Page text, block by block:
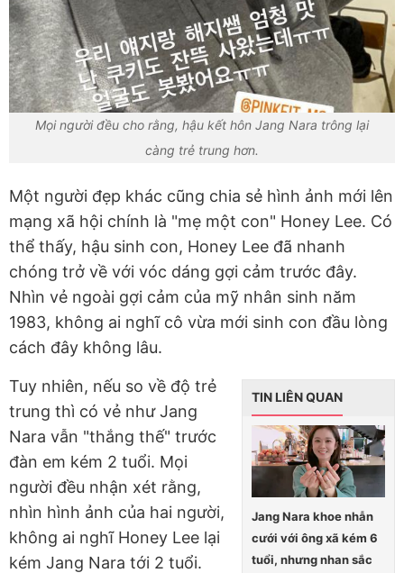
Mọi người đều cho rằng, hậu kết hôn Jang Nara trông lại
càng trẻ trung hơn.
Một người đẹp khác cũng chia sẻ hình ảnh mới lên
mạng xã hội chính là "mẹ một con" Honey Lee. Có
thể thấy, hậu sinh con, Honey Lee đã nhanh
chóng trở về với vóc dáng gợi cảm trước đây.
Nhìn vẻ ngoài gợi cảm của mỹ nhân sinh năm
1983, không ai nghĩ cô vừa mới sinh con đầu lòng
cách đây không lâu.
TIN LIÊN QUAN
Jang Nara khoe nhẫn
cưới với ông xã kém 6
tuổi, nhưng nhan sắc
Tuy nhiên, nếu so về độ trẻ
trung thì có vẻ như Jang
Nara vẫn "thắng thế" trước
đàn em kém 2 tuổi. Mọi
người đều nhận xét rằng,
nhìn hình ảnh của hai người,
không ai nghĩ Honey Lee lại
kém Jang Nara tới 2 tuổi.